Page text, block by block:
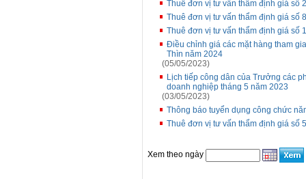
Thuê đơn vị tư vấn thẩm định giá số
Thuê đơn vị tư vấn thẩm định giá số
Thuê đơn vị tư vấn thẩm định giá số
Điều chỉnh giá các mặt hàng tham
Thìn năm 2024
(05/05/2023)
Lịch tiếp công dân của Trưởng các
doanh nghiệp tháng 5 năm 2023
(03/05/2023)
Thông báo tuyển dụng công chức
Thuê đơn vị tư vấn thẩm định giá số
Xem theo ngày